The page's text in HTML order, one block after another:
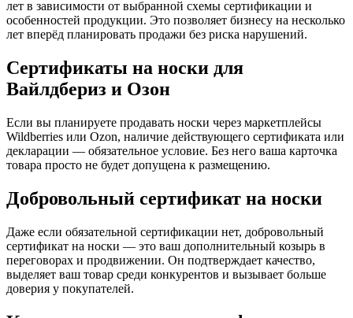
лет в зависимости от выбранной схемы сертификации и
особенностей продукции. Это позволяет бизнесу на несколько
лет вперёд планировать продажи без риска нарушений.
Сертификаты на носки для
Вайлдбериз и Озон
Если вы планируете продавать носки через маркетплейсы
Wildberries или Ozon, наличие действующего сертификата или
декларации — обязательное условие. Без него ваша карточка
товара просто не будет допущена к размещению.
Добровольный сертификат на носки
Даже если обязательной сертификации нет, добровольный
сертификат на носки — это ваш дополнительный козырь в
переговорах и продвижении. Он подтверждает качество,
выделяет ваш товар среди конкурентов и вызывает больше
доверия у покупателей.